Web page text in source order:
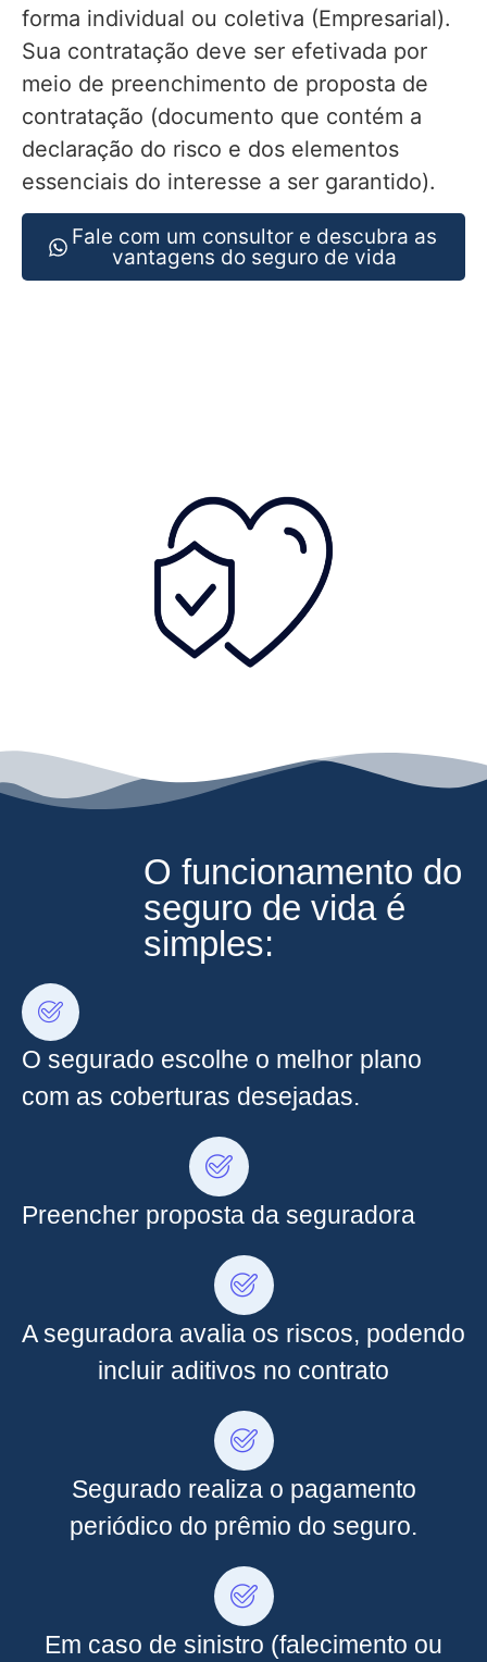
forma individual ou coletiva (Empresarial).
Sua contratação deve ser efetivada por
meio de preenchimento de proposta de
contratação (documento que contém a
declaração do risco e dos elementos
essenciais do interesse a ser garantido).
Fale com um consultor e descubra as
vantagens do seguro de vida
O funcionamento do
seguro de vida é
simples:
O segurado escolhe o melhor plano
com as coberturas desejadas.
Preencher proposta da seguradora
A seguradora avalia os riscos, podendo
incluir aditivos no contrato
Segurado realiza o pagamento
periódico do prêmio do seguro.
Em caso de sinistro (falecimento ou